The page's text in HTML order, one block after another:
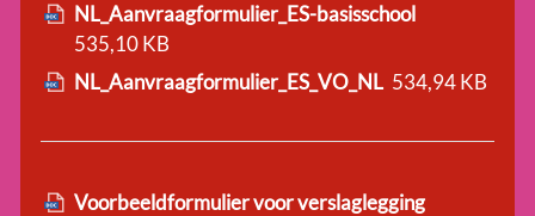
NL_Aanvraagformulier_ES-basisschool
535,10 KB
NL_Aanvraagformulier_ES_VO_NL 534,94 KB
Voorbeeldformulier voor verslaglegging